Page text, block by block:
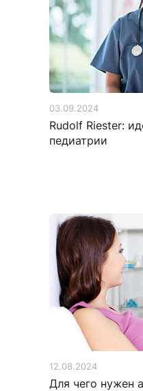
03.09.2024
Rudolf Riester:
педиатрии
12.08.2024
Для чего нужен